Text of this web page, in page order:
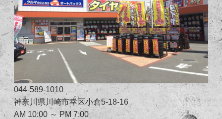
044-589-1010
神奈川県川崎市幸区小倉5-18-16
AM 10:00 ～ PM 7:00